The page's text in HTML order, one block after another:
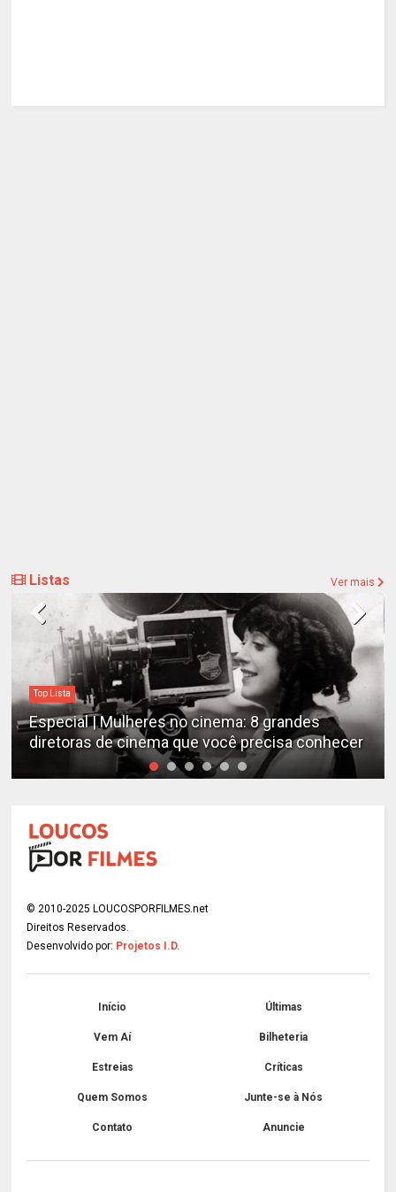
Listas Ver mais
Top Lista
Especial | Mulheres no cinema: 8 grandes
diretoras de cinema que você precisa conhecer
© 2010-2025 LOUCOSPORFILMES.net
Direitos Reservados.
Desenvolvido por: Projetos I.D.
Início Últimas
Vem Aí Bilheteria
Estreias Críticas
Quem Somos Junte-se à Nós
Contato Anuncie